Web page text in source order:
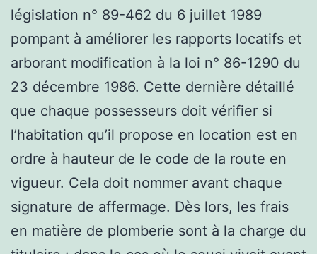
législation n° 89-462 du 6 juillet 1989
pompant à améliorer les rapports locatifs et
arborant modification à la loi n° 86-1290 du
23 décembre 1986. Cette dernière détaillé
que chaque possesseurs doit vérifier si
l’habitation qu’il propose en location est en
ordre à hauteur de le code de la route en
vigueur. Cela doit nommer avant chaque
signature de affermage. Dès lors, les frais
en matière de plomberie sont à la charge du